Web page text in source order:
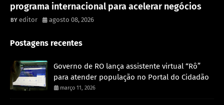
programa internacional para acelerar negócios
editor agosto 08, 2026
Postagens recentes
Governo de RO lança assistente virtual “Rô”
para atender população no Portal do Cidadão
março 11, 2026